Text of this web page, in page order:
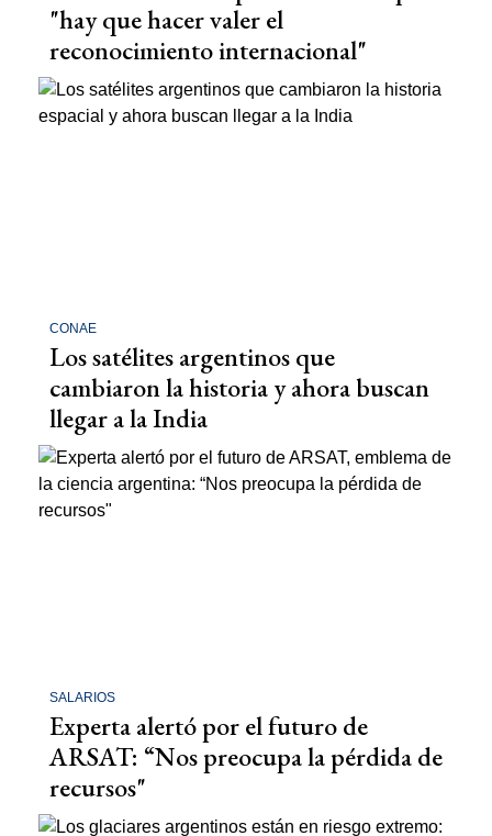
"hay que hacer valer el
reconocimiento internacional"
CONAE
Los satélites argentinos que
cambiaron la historia y ahora buscan
llegar a la India
SALARIOS
Experta alertó por el futuro de
ARSAT: “Nos preocupa la pérdida de
recursos"